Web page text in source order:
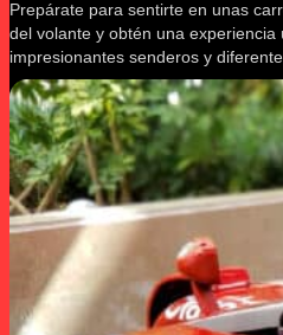
Prepárate para sentirte en unas
del volante y obtén una
impresionantes senderos y